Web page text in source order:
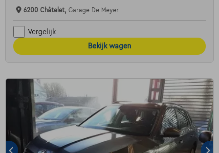
6200 Châtelet, Garage De Meyer
Vergelijk
Bekijk wagen